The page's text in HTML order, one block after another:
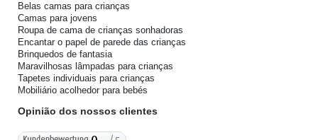
Belas camas para crianças
Camas para jovens
Roupa de cama de crianças sonhadoras
Encantar o papel de parede das crianças
Brinquedos de fantasia
Maravilhosas lâmpadas para crianças
Tapetes individuais para crianças
Mobiliário acolhedor para bebés
Opinião dos nossos clientes